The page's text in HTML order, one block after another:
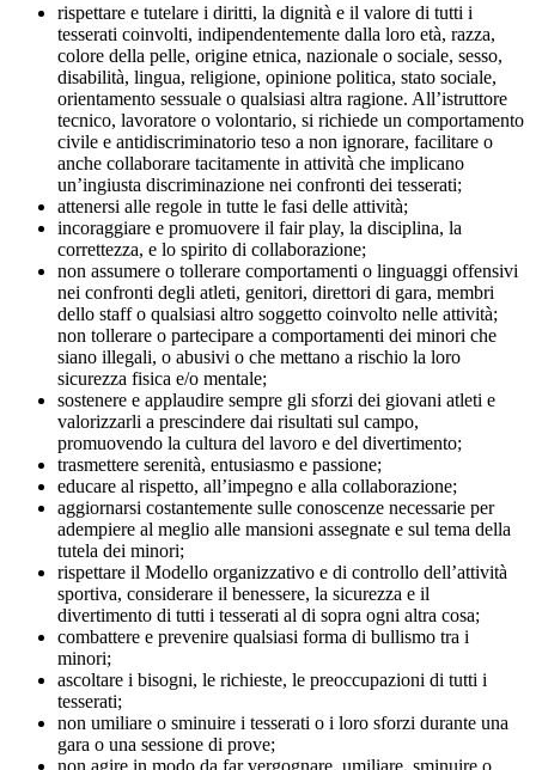
rispettare e tutelare i diritti, la dignità e il valore di tutti i
tesserati coinvolti, indipendentemente dalla loro età, razza,
colore della pelle, origine etnica, nazionale o sociale, sesso,
disabilità, lingua, religione, opinione politica, stato sociale,
orientamento sessuale o qualsiasi altra ragione. All’istruttore
tecnico, lavoratore o volontario, si richiede un comportamento
civile e antidiscriminatorio teso a non ignorare, facilitare o
anche collaborare tacitamente in attività che implicano
un’ingiusta discriminazione nei confronti dei tesserati;
attenersi alle regole in tutte le fasi delle attività;
incoraggiare e promuovere il fair play, la disciplina, la
correttezza, e lo spirito di collaborazione;
non assumere o tollerare comportamenti o linguaggi offensivi
nei confronti degli atleti, genitori, direttori di gara, membri
dello staff o qualsiasi altro soggetto coinvolto nelle attività;
non tollerare o partecipare a comportamenti dei minori che
siano illegali, o abusivi o che mettano a rischio la loro
sicurezza fisica e/o mentale;
sostenere e applaudire sempre gli sforzi dei giovani atleti e
valorizzarli a prescindere dai risultati sul campo,
promuovendo la cultura del lavoro e del divertimento;
trasmettere serenità, entusiasmo e passione;
educare al rispetto, all’impegno e alla collaborazione;
aggiornarsi costantemente sulle conoscenze necessarie per
adempiere al meglio alle mansioni assegnate e sul tema della
tutela dei minori;
rispettare il Modello organizzativo e di controllo dell’attività
sportiva, considerare il benessere, la sicurezza e il
divertimento di tutti i tesserati al di sopra ogni altra cosa;
combattere e prevenire qualsiasi forma di bullismo tra i
minori;
ascoltare i bisogni, le richieste, le preoccupazioni di tutti i
tesserati;
non umiliare o sminuire i tesserati o i loro sforzi durante una
gara o una sessione di prove;
non agire in modo da far vergognare, umiliare, sminuire o